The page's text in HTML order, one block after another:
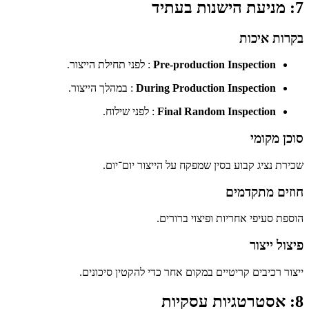
7: מניעת הישנות בעתיד
בקרות איכות
Pre-production Inspection : לפני תחילת הייצור.
During Production Inspection : במהלך הייצור.
Final Random Inspection : לפני שילוח.
סוכן מקומי
שכירת נציג קבוע בסין שמפקח על הייצור יום־יום.
חוזים מתקדמים
הוספת סעיפי אחריות ופיצוי ברורים.
פיצול ייצור
ייצור רכיבים קריטיים במקום אחר כדי להקטין סיכונים.
8: אסטרטגיות עסקיות